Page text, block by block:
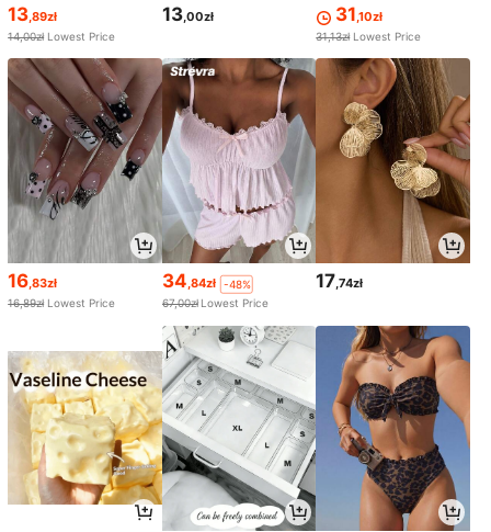
13,89zł
14,00zł Lowest Price
13,00zł 31,10zł
31,13zł Lowest Price
16,83zł
16,89zł Lowest Price
34,84zł
-48%
67,00zł Lowest Price
17,74zł